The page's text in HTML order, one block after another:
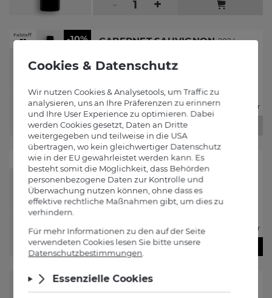
+
Falstaff
91 -10% CABERNET SAUVIGNON2024
€9 €1090
Sie sparen€109 / Liter
- +
-10% BIG JOHN2024
Weingut Scheiblhofer
Sie sparen €1 / Liter
Ausverkauft
-10% FRIZZANTE WEISS
Weingut Scheiblhofer